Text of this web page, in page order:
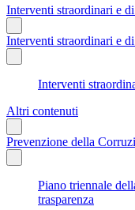
Interventi straordinari e di
Interventi straordinari e di
Interventi
Altri contenuti
Prevenzione della
Piano triennale
trasparenza